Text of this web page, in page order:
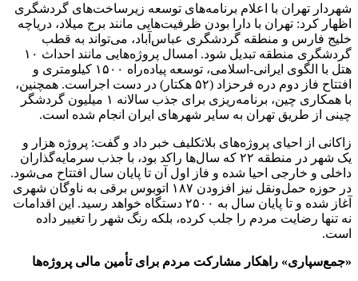
شهردار تهران با اعلام برنامه‌های توسعه زیرساخت‌های گردشگری
اظهار کرد: تهران با دارا بودن ظرفیت‌هایی مانند برج میلاد، دریاچه
خلیج فارس و منطقه گردشگری عباس‌آباد، می‌تواند به قطب
گردشگری منطقه تبدیل شود. امسال پروژه‌هایی مانند احداث ۱۰
هتل با الگوی ایرانی-اسلامی، توسعه پیاده‌راه ۱۵۰۰ کیلومتری و
افتتاح فاز دوم دره فرحزاد (۵۲ هکتار) در دست اجراست. همچنین،
با همکاری چین، برنامه‌ریزی برای جذب سالانه ۱ میلیون گردشگر
چینی از طریق تهران به سایر شهرهای ایران انجام شده است.
زاکانی از احیای پروژه‌های بلاتکلیف خبر داد و گفت: پروژه هزار و
یک شهر در منطقه ۲۲ که سال‌ها راکد بود، با جذب سرمایه‌گذاران
داخلی و خارجی احیا شده و فاز اول آن تا پایان سال افتتاح می‌شود.
در حوزه حمل‌ونقل نیز افزودن ۱۸۷ اتوبوس برقی به ناوگان شهری
آغاز شده و تا پایان سال به ۲۵۰۰ دستگاه خواهد رسید. این اقدامات
نه تنها رضایت مردم را جلب کرده، بلکه رنگ شهر را تغییر داده
است.
«جمع‌سپاری» راهکار مشارکت مردم برای تأمین مالی پروژه‌ها